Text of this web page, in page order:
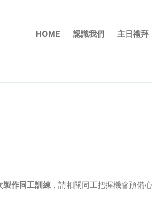
HOME 認識我們 主日禮拜
製作同工訓練 ，請相關同工把握機會預備心